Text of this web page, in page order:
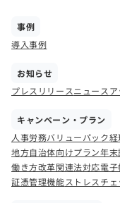
事例
導入事例
お知らせ
プレスリリースニュース
キャンペーン・プラン
人事労務バリューパック
地方自治体向けプラン年
働き方改革関連法対応電
証憑管理機能ストレスチ